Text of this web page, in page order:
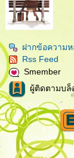
ฝากข้อความ
Rss Feed
Smember
ผู้ติดตามบล็